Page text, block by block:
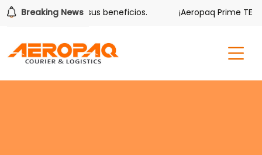
Breaking News
también tiene sus beneficios. ¡Aeropaq Prime TE DA